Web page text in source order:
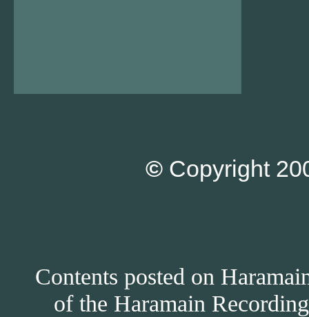
© Copyright
Contents posted on
of the Haramain